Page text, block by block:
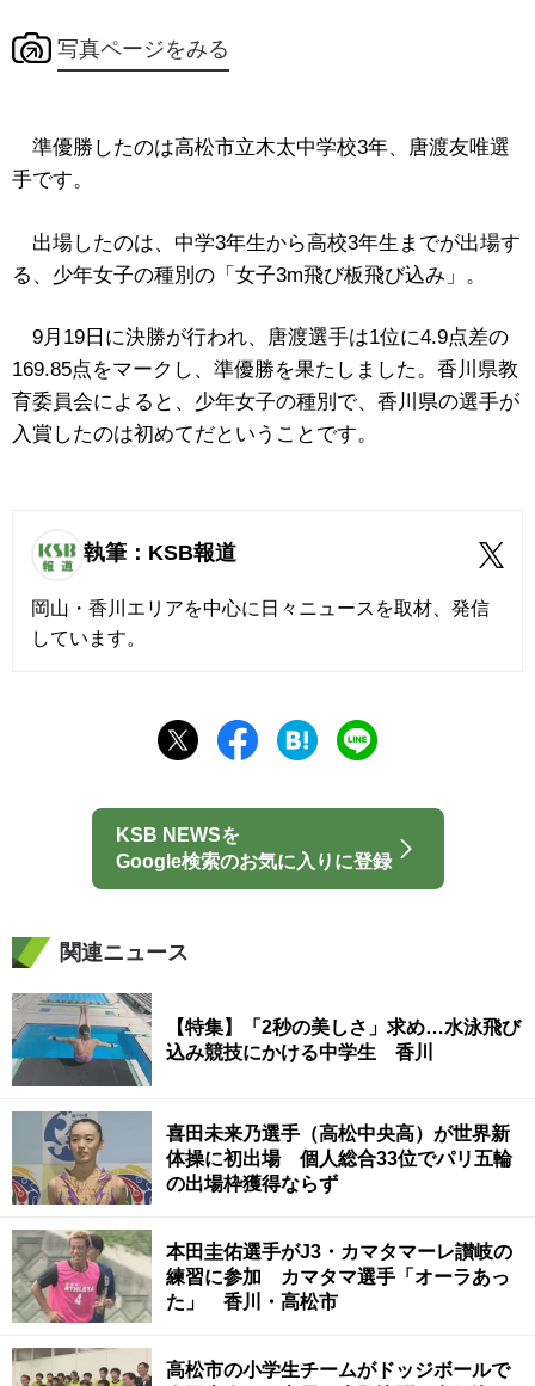
写真ページをみる
準優勝したのは高松市立木太中学校3年、唐渡友唯選
手です。
出場したのは、中学3年生から高校3年生までが出場す
る、少年女子の種別の「女子3m飛び板飛び込み」。
9月19日に決勝が行われ、唐渡選手は1位に4.9点差の
169.85点をマークし、準優勝を果たしました。香川県教
育委員会によると、少年女子の種別で、香川県の選手が
入賞したのは初めてだということです。
執筆：KSB報道
岡山・香川エリアを中心に日々ニュースを取材、発信
しています。
KSB NEWSを
Google検索のお気に入りに登録
関連ニュース
【特集】「2秒の美しさ」求め…水泳飛び
込み競技にかける中学生 香川
喜田未来乃選手（高松中央高）が世界新
体操に初出場 個人総合33位でパリ五輪
の出場枠獲得ならず
本田圭佑選手がJ3・カマタマーレ讃岐の
練習に参加 カマタマ選手「オーラあっ
た」 香川・高松市
高松市の小学生チームがドッジボールで